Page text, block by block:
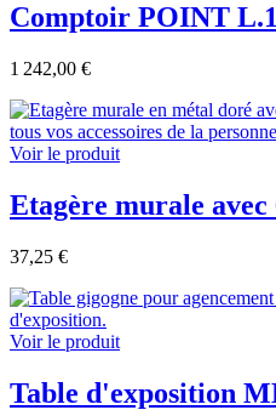
Comptoir POINT
1 242,00 €
Voir le produit
Etagère murale avec
37,25 €
Voir le produit
Table d'exposition